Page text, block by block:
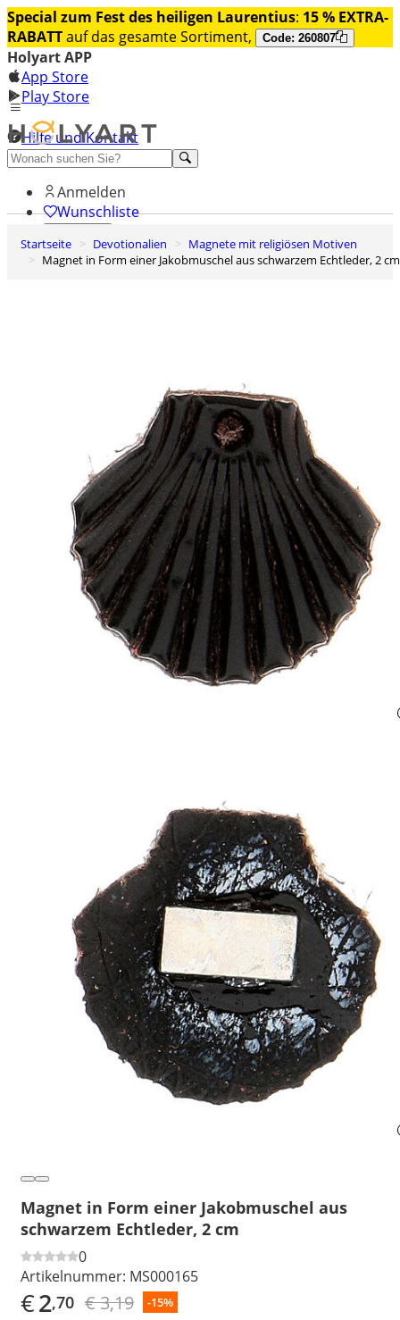
Special zum Fest des heiligen Laurentius: 15 % EXTRA-
RABATTauf das gesamte Sortiment, Code: 260807
Holyart APP
App Store
Play Store
Hilfe und Kontakt
Entdecken Sie Premium
Anmelden
Wunschliste
0
Warenkorb
Startseite Devotionalien
Magnete mit religiösen Motiven
Magnet in Form einer Jakobmuschel aus schwarzem Echtleder, 2 cm
Magnet in Form einer Jakobmuschel aus
schwarzem Echtleder, 2 cm
0
Artikelnummer: MS000165
€2,70 € 3,19 -15%